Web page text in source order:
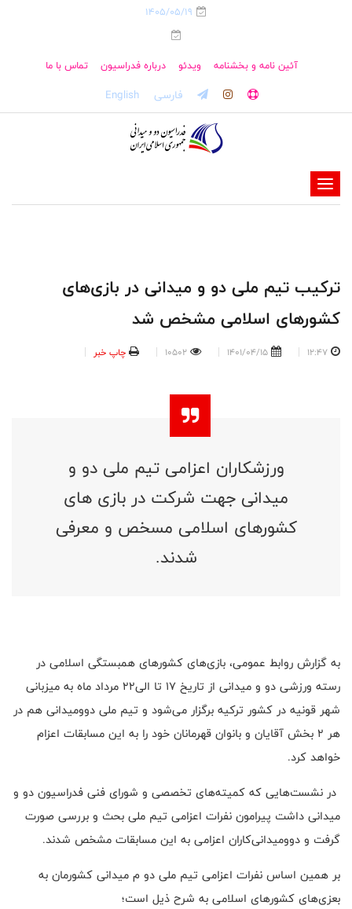
1405/05/19
آئین نامه و بخشنامه ویدئو درباره فدراسیون تماس با ما
فارسی English
-
-
-
-
ترکیب تیم ملی دو و میدانی در بازی‌های
کشورهای اسلامی مشخص شد
12:47
1401/04/15
10502 چاپ خبر
ورزشکاران اعزامی تیم ملی دو و
میدانی جهت شرکت در بازی های
کشورهای اسلامی مسخص و معرفی
شدند.
به گزارش روابط عمومی، بازی‌های کشورهای همبستگی اسلامی در
رسته ورزشی دو و میدانی از تاریخ ۱۷ تا الی۲۲ مرداد ماه به میزبانی
شهر قونیه در کشور ترکیه برگزار می‌شود و تیم ملی دوومیدانی هم در
هر ۲ بخش آقایان و بانوان قهرمانان خود را به این مسابقات اعزام
خواهد کرد.
در نشست‌هایی که کمیته‌های تخصصی و شورای فنی فدراسیون دو و
میدانی داشت پیرامون نفرات اعزامی تیم ملی بحث و بررسی صورت
گرفت و دوومیدانی‌کاران اعزامی به این مسابقات مشخص شدند.
بر همین اساس نفرات اعزامی تیم ملی دو م میدانی کشورمان به
بعزی‌های کشورهای اسلامی به شرح ذیل است؛